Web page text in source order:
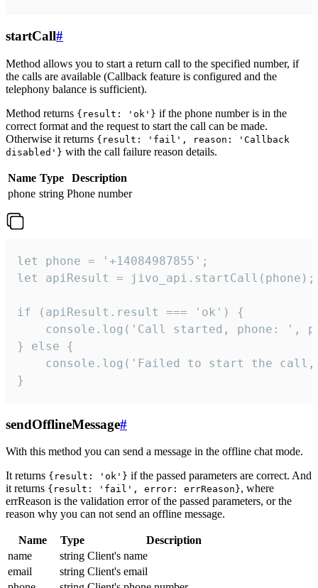
startCall#
Method allows you to start a return call to the specified number, if
the calls are available (Callback feature is configured and the
telephony balance is sufficient).
Method returns {result: 'ok'} if the phone number is in the
correct format and the request to start the call can be made.
Otherwise it returns {result: 'fail', reason: 'Callback
disabled'} with the call failure reason details.
Name Type
Description
phone string Phone number
let phone = '+14084987855';
let apiResult = jivo_api.startCall(phone);
if (apiResult.result === 'ok') {
console.log('Call started, phone: ',
} else {
console.log('Failed to start the
}
sendOfflineMessage#
With this method you can send a message in the offline chat mode.
It returns {result: 'ok'} if the passed parameters are correct. And
it returns {result: 'fail', error: errReason}, where
errReason is the validation error of the passed parameters, or the
reason why you can not send an offline message.
Name Type
Description
name
string Client's name
email
string Client's email